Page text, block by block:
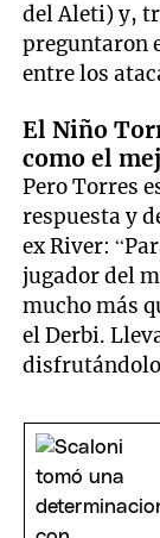
del Aleti) y,
preguntaron
entre los
El Niño
como el
Pero Torres
respuesta y
ex River:
jugador del
mucho más
el Derbi.